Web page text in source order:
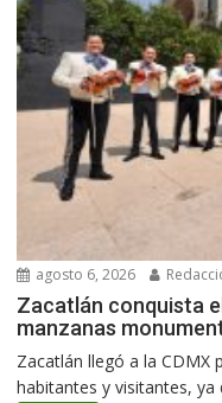
agosto 6, 2026
Zacatlán conquista
manzanas
Zacatlán llegó a la CDMX
habitantes y visitantes, ya